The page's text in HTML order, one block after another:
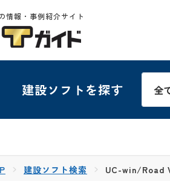
情報・事例紹介サイト
建設ソフトを探す
建設ソフト検索 UC-win/Road